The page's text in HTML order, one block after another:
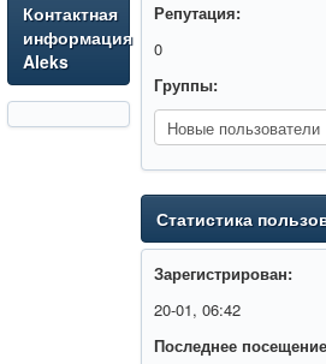
Контактная
информация
Aleks
Репутация:
0
Группы:
Статистика
Зарегистрирован:
20-01, 06:42
Последнее